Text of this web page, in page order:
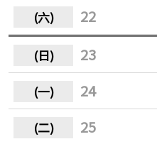
22
23
24
25